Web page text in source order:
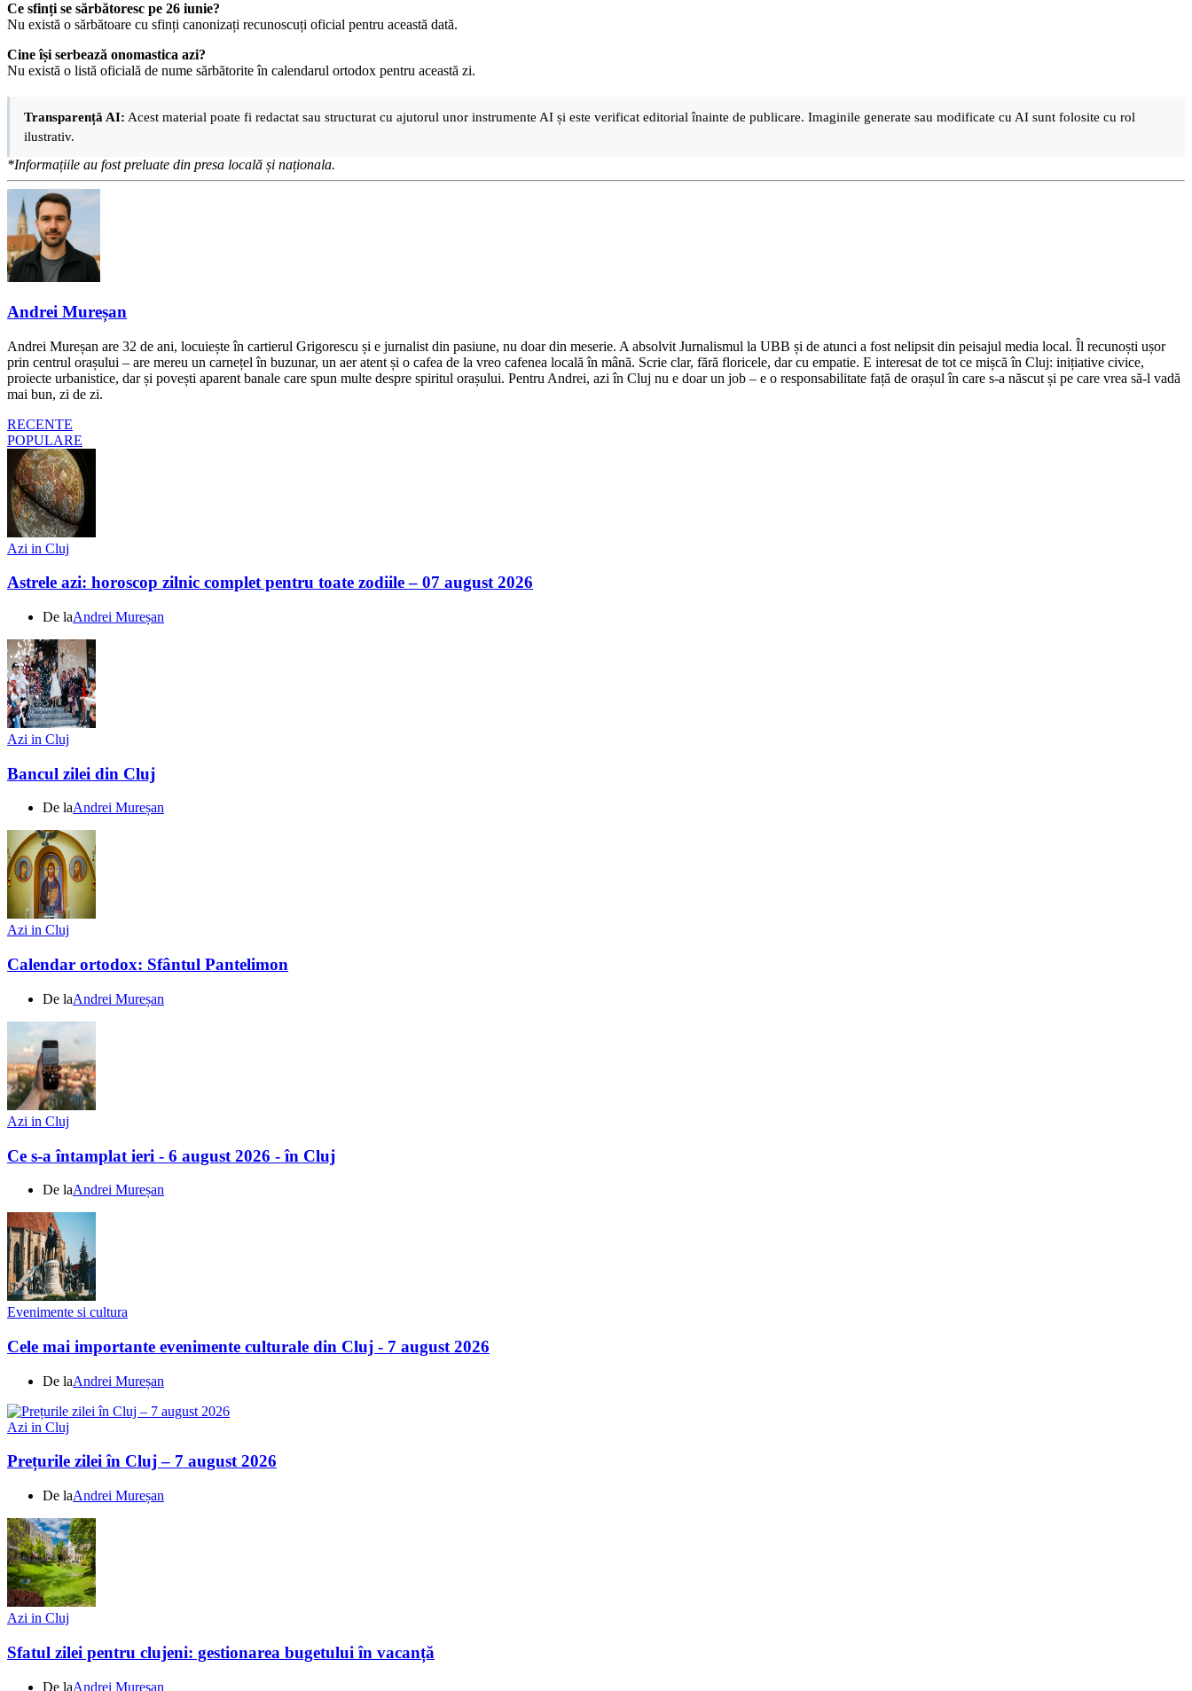
Ce sfinți se sărbătoresc pe 26 iunie?
Nu există o sărbătoare cu sfinți canonizați recunoscuți oficial pentru această dată.
Cine își serbează onomastica azi?
Nu există o listă oficială de nume sărbătorite în calendarul ortodox pentru această zi.
Transparență AI: Acest material poate fi redactat sau structurat cu ajutorul unor instrumente AI și este verificat editorial înainte de publicare. Imaginile generate sau modificate cu AI sunt folosite cu rol
ilustrativ.
*Informațiile au fost preluate din presa locală și naționala.
Andrei Mureșan
Andrei Mureșan are 32 de ani, locuiește în cartierul Grigorescu și e jurnalist din pasiune, nu doar din meserie. A absolvit Jurnalismul la UBB și de atunci a fost nelipsit din peisajul media local. Îl recunoști ușor
prin centrul orașului – are mereu un carnețel în buzunar, un aer atent și o cafea de la vreo cafenea locală în mână. Scrie clar, fără floricele, dar cu empatie. E interesat de tot ce mișcă în Cluj: inițiative civice,
proiecte urbanistice, dar și povești aparent banale care spun multe despre spiritul orașului. Pentru Andrei, azi în Cluj nu e doar un job – e o responsabilitate față de orașul în care s-a născut și pe care vrea să-l vadă
mai bun, zi de zi.
RECENTE
POPULARE
Azi in Cluj
Astrele azi: horoscop zilnic complet pentru toate zodiile – 07 august 2026
De laAndrei Mureșan
Azi in Cluj
Bancul zilei din Cluj
De laAndrei Mureșan
Azi in Cluj
Calendar ortodox: Sfântul Pantelimon
De laAndrei Mureșan
Azi in Cluj
Ce s-a întamplat ieri - 6 august 2026 - în Cluj
De laAndrei Mureșan
Evenimente si cultura
Cele mai importante evenimente culturale din Cluj - 7 august 2026
De laAndrei Mureșan
Azi in Cluj
Prețurile zilei în Cluj – 7 august 2026
De laAndrei Mureșan
Azi in Cluj
Sfatul zilei pentru clujeni: gestionarea bugetului în vacanță
De laAndrei Mureșan